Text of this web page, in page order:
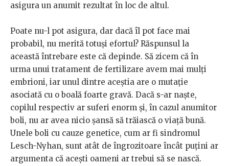
asigura un anumit rezultat în loc de altul.
Poate nu-l pot asigura, dar dacă îl pot face mai
probabil, nu merită totuși efortul? Răspunsul la
această întrebare este că depinde. Să zicem că în
urma unui tratament de fertilizare avem mai mulți
embrioni, iar unul dintre aceștia are o mutație
asociată cu o boală foarte gravă. Dacă s-ar naște,
copilul respectiv ar suferi enorm și, în cazul anumitor
boli, nu ar avea nicio șansă să trăiască o viață bună.
Unele boli cu cauze genetice, cum ar fi sindromul
Lesch-Nyhan, sunt atât de îngrozitoare încât puțini ar
argumenta că acești oameni ar trebui să se nască.